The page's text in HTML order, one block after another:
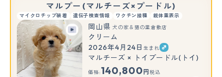
マルプー(マルチーズ×プードル)
マイクロチップ装着 遺伝子検査情報 ワクチン接種 親体重表示
岡山県 犬の家＆猫の里倉敷店
クリーム
2026年4月24日 生まれ
マルチーズ × トイプードル(トイ)
価格:140,800 円 税込